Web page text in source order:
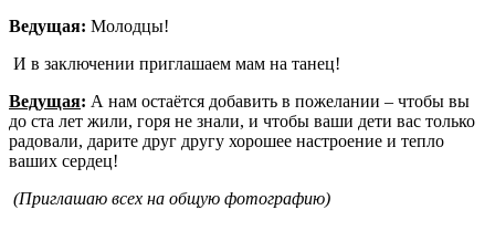
Ведущая: Молодцы!
И в заключении приглашаем мам на танец!
Ведущая: А нам остаётся добавить в пожелании – чтобы вы
до ста лет жили, горя не знали, и чтобы ваши дети вас только
радовали, дарите друг другу хорошее настроение и тепло
ваших сердец!
(Приглашаю всех на общую фотографию)